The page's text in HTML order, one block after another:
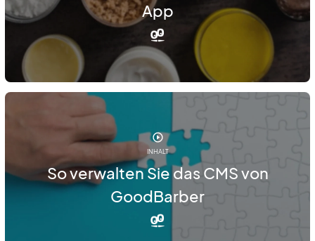
App
INHALT
So verwalten Sie das CMS von
GoodBarber